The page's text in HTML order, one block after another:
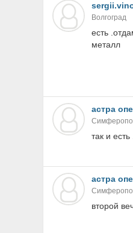
Волгоград
есть
металл
астра
так и
астра
второй